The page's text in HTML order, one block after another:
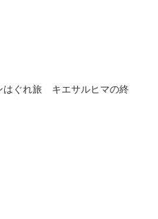
はぐれ旅 キエサルヒマの終